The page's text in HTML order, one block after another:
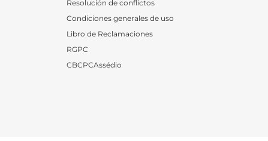
Resolución de conflictos
Condiciones generales de uso
Libro de Reclamaciones
RGPC
CBCPCAssédio